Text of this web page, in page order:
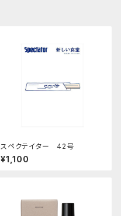
スペクテイター 42号
¥1,100